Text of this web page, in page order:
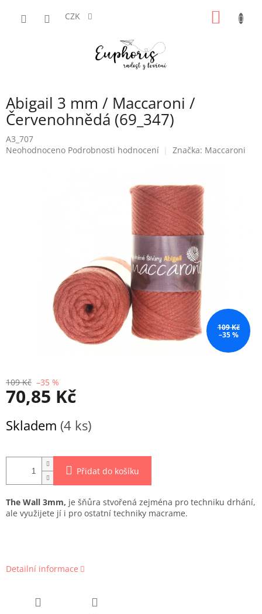
CZK
Abigail 3 mm / Maccaroni /
Červenohnědá (69_347)
A3_707
Průměrné
Neohodnoceno Podrobnosti hodnocení Značka: Maccaroni
109 Kč
–35 %
109 Kč –35 %
70,85 Kč
cena:
Skladem (4 ks)
Přidat do košíku
The Wall 3mm, je šňůra stvořená zejména pro techniku drhání,
ale využijete jí i pro ostatní techniky macrame.
Detailní informace